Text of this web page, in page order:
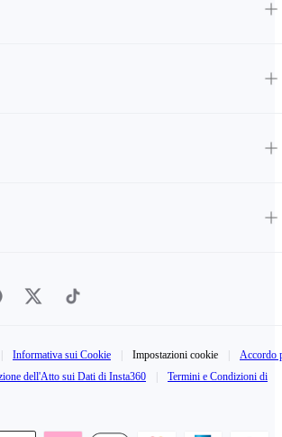
Informativa sui Cookie Impostazioni cookie
Accordo
dell'Atto sui Dati di Insta360
Termini e Condizioni di